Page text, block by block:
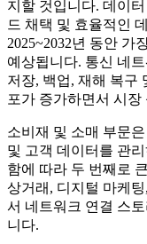
지할 것입니다. 데이
드 채택 및 효율적인
2025~2032년 동안 가
예상됩니다. 통신 네
저장, 백업, 재해 복구
포가 증가하면서 시
소비재 및 소매 부문
및 고객 데이터를 관
함에 따라 두 번째로
상거래, 디지털 마케
서 네트워크 연결 스
니다.